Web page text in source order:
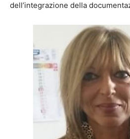
dell’integrazione della